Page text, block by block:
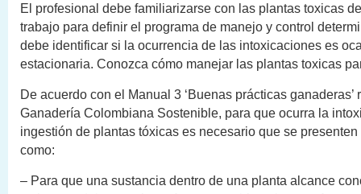
El profesional debe familiarizarse con las plantas toxicas
trabajo para definir el programa de manejo y control
debe identificar si la ocurrencia de las intoxicaciones es
estacionaria. Conozca cómo manejar las plantas toxicas
De acuerdo con el Manual 3 ‘Buenas prácticas ganaderas’
Ganadería Colombiana Sostenible, para que ocurra la
ingestión de plantas tóxicas es necesario que se
como:
– Para que una sustancia dentro de una planta alcance